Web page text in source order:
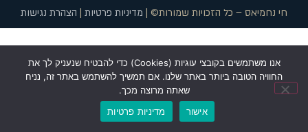
חי נחמיאס – כל הזכויות שמורות© | מדיניות פרטיות הצהרת נגישות
אנו משתמשים בקובצי עוגיות (Cookies) כדי להבטיח שנעניק לך את
החוויה הטובה ביותר באתר שלנו. אם תמשיך להשתמש באתר זה, נניח
שאתה מרוצה מכך.
אישור
מדיניות פרטיות